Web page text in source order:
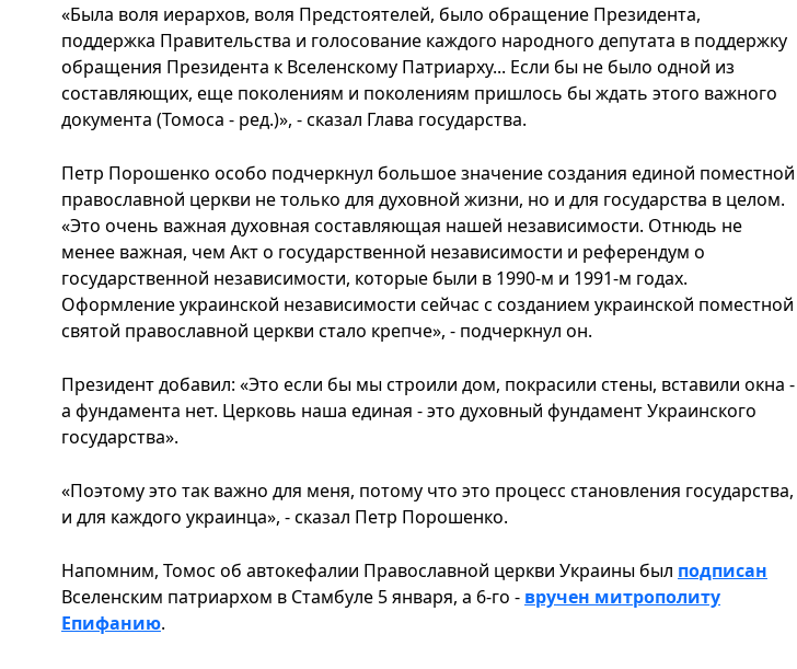
«Была воля иерархов, воля Предстоятелей, было обращение Президента,
поддержка Правительства и голосование каждого народного депутата в поддержку
обращения Президента к Вселенскому Патриарху... Если бы не было одной из
составляющих, еще поколениям и поколениям пришлось бы ждать этого важного
документа (Томоса - ред.)», - сказал Глава государства.
Петр Порошенко особо подчеркнул большое значение создания единой поместной
православной церкви не только для духовной жизни, но и для государства в целом.
«Это очень важная духовная составляющая нашей независимости. Отнюдь не
менее важная, чем Акт о государственной независимости и референдум о
государственной независимости, которые были в 1990-м и 1991-м годах.
Оформление украинской независимости сейчас с созданием украинской поместной
святой православной церкви стало крепче», - подчеркнул он.
Президент добавил: «Это если бы мы строили дом, покрасили стены, вставили окна -
а фундамента нет. Церковь наша единая - это духовный фундамент Украинского
государства».
«Поэтому это так важно для меня, потому что это процесс становления государства,
и для каждого украинца», - сказал Петр Порошенко.
Напомним, Томос об автокефалии Православной церкви Украины был подписан
Вселенским патриархом в Стамбуле 5 января, а 6-го - вручен митрополиту
Епифанию.